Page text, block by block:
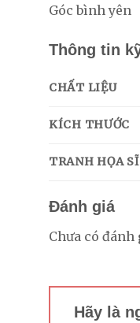
Góc bình yên
Thông tin
CHẤT LIỆU
KÍCH THƯỚC
TRANH HỌA SĨ
Đánh giá
Chưa có đánh
Hãy là